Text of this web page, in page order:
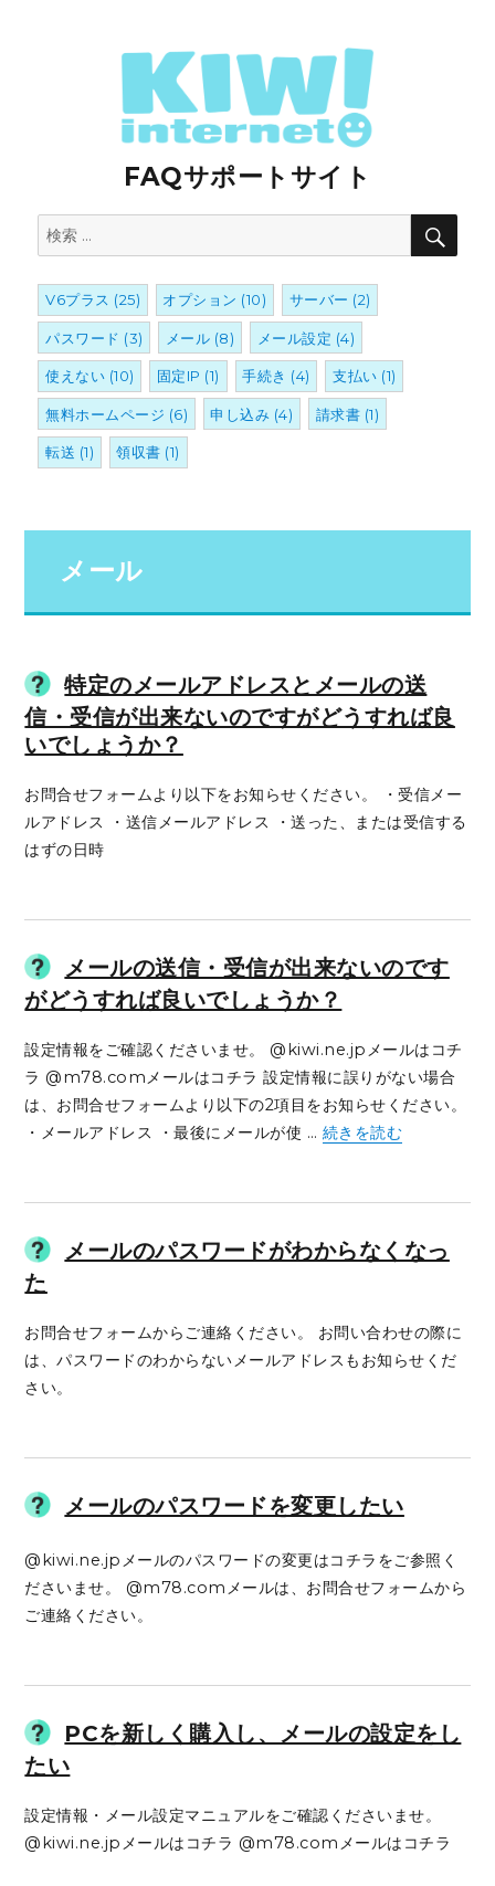
FAQサポートサイト
検
索:
検
V6プラス (25) オプション (10) サーバー (2)
パスワード (3) メール (8) メール設定 (4)
使えない (10) 固定IP (1) 手続き (4) 支払い (1)
無料ホームページ (6) 申し込み (4) 請求書 (1)
転送 (1) 領収書 (1)
メール
特定のメールアドレスとメールの送
信・受信が出来ないのですがどうすれば良
いでしょうか？
お問合せフォームより以下をお知らせください。 ・受信メー
ルアドレス ・送信メールアドレス ・送った、または受信する
はずの日時
メールの送信・受信が出来ないのです
がどうすれば良いでしょうか？
設定情報をご確認くださいませ。 @kiwi.ne.jpメールはコチ
ラ @m78.comメールはコチラ 設定情報に誤りがない場合
は、お問合せフォームより以下の2項目をお知らせください。
・メールアドレス ・最後にメールが使 … “メールの送信・受信
続きを読む
メールのパスワードがわからなくなっ
た
お問合せフォームからご連絡ください。 お問い合わせの際に
は、パスワードのわからないメールアドレスもお知らせくだ
さい。
メールのパスワードを変更したい
@kiwi.ne.jpメールのパスワードの変更はコチラをご参照く
ださいませ。 @m78.comメールは、お問合せフォームから
ご連絡ください。
PCを新しく購入し、メールの設定をし
たい
設定情報・メール設定マニュアルをご確認くださいませ。
@kiwi.ne.jpメールはコチラ @m78.comメールはコチラ